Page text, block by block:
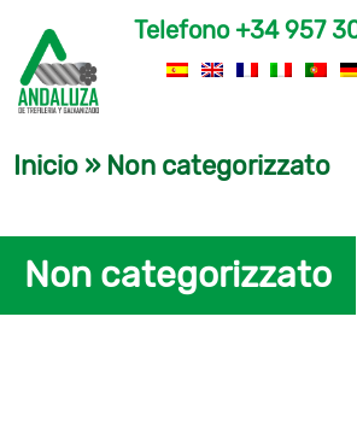
Telefono+34 957
Inicio » Non categorizzato
Non categorizzato